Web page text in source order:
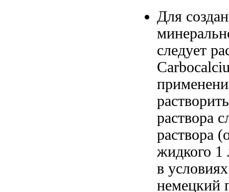
Для
следует
раствора
раствора
жидкого 1
в
немецкий